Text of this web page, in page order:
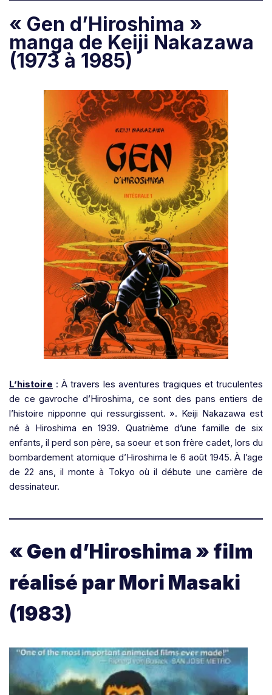
« Gen d’Hiroshima »
manga de Keiji Nakazawa
(1973 à 1985)
L’histoire : À travers les aventures tragiques et truculentes
de ce gavroche d’Hiroshima, ce sont des pans entiers de
l’histoire nipponne qui ressurgissent. ». Keiji Nakazawa est
né à Hiroshima en 1939. Quatrième d’une famille de six
enfants, il perd son père, sa soeur et son frère cadet, lors du
bombardement atomique d’Hiroshima le 6 août 1945. À l’age
de 22 ans, il monte à Tokyo où il débute une carrière de
dessinateur.
« Gen d’Hiroshima » film
réalisé par Mori Masaki
(1983)